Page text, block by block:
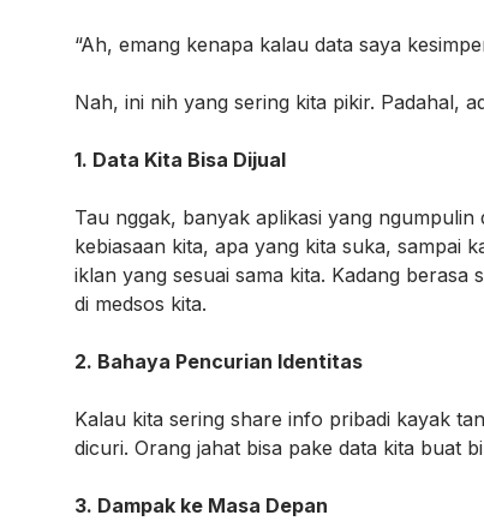
“Ah, emang kenapa kalau data saya
Nah, ini nih yang sering kita pikir. Padahal,
1. Data Kita Bisa Dijual
Tau nggak, banyak aplikasi yang
kebiasaan kita, apa yang kita suka, sampai
iklan yang sesuai sama kita. Kadang
di medsos kita.
2. Bahaya Pencurian Identitas
Kalau kita sering share info pribadi kayak
dicuri. Orang jahat bisa pake data kita buat
3. Dampak ke Masa Depan